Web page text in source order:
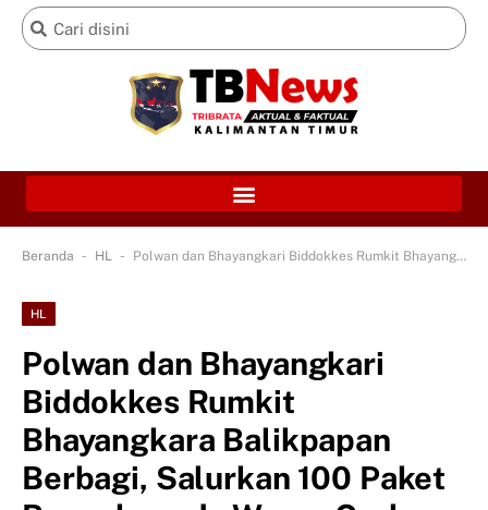
Beranda - HL - Polwan dan Bhayangkari Biddokkes Rumkit Bhayangkara Balikpapan Berbagi, Salurkan 100 Paket Beras kepada Warga Graha Indah
HL
Polwan dan Bhayangkari
Biddokkes Rumkit
Bhayangkara Balikpapan
Berbagi, Salurkan 100 Paket